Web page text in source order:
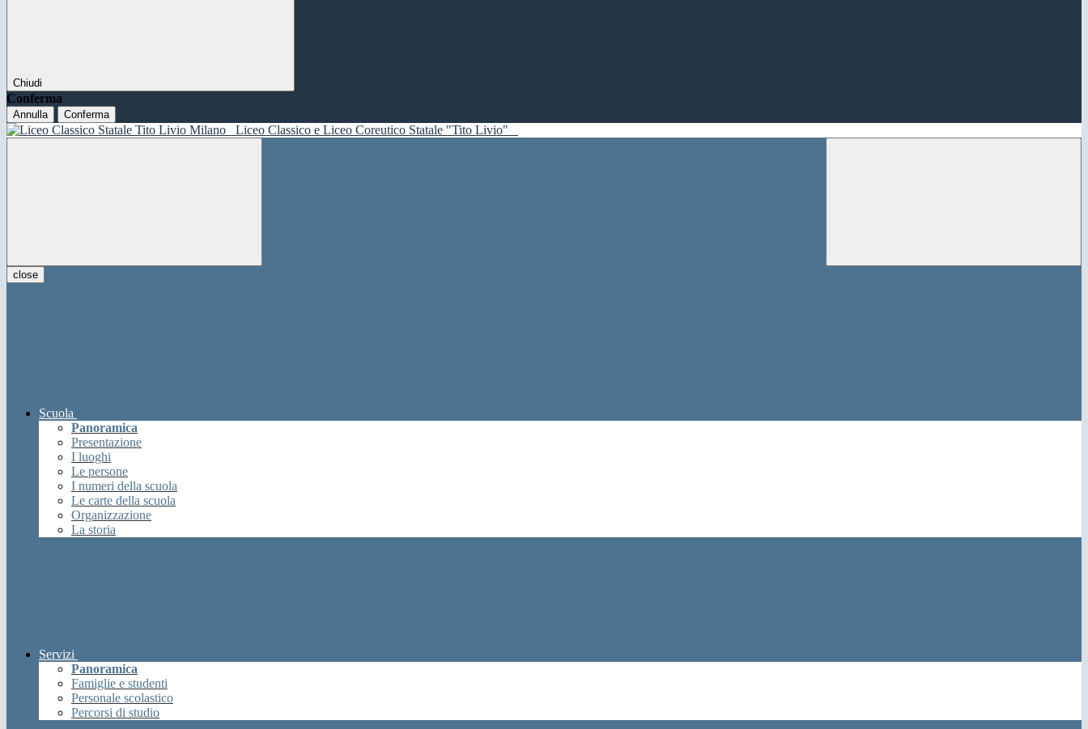
Chiudi
Conferma
Annulla Conferma
Liceo Classico e Liceo Coreutico Statale "Tito Livio"
close
Scuola
Panoramica
Presentazione
I luoghi
Le persone
I numeri della scuola
Le carte della scuola
Organizzazione
La storia
Servizi
Panoramica
Famiglie e studenti
Personale scolastico
Percorsi di studio